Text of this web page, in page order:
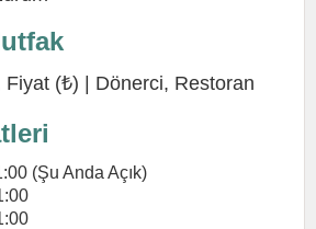
(₺) | Dönerci, Restoran
(Şu Anda Açık)